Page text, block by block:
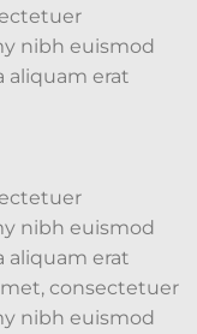
nibh euismod
erat
nibh euismod
erat
consectetuer
nibh euismod